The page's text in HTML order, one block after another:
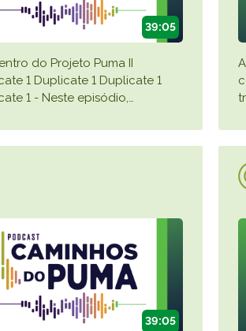
39:05
do Projeto Puma II
1 Duplicate 1 Duplicate 1
1 - Neste episódio,…
39:05